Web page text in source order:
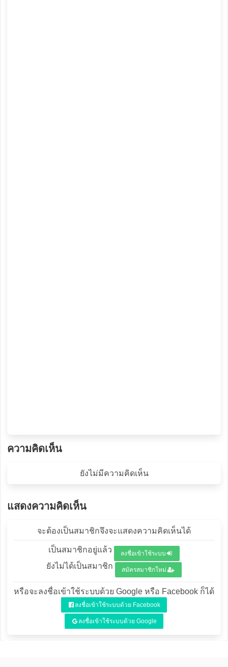
ความคิดเห็น
ยังไม่มีความคิดเห็น
แสดงความคิดเห็น
จะต้องเป็นสมาชิกจึงจะแสดงความคิดเห็นได้
เป็นสมาชิกอยู่แล้ว ลงชื่อเข้าใช้ระบบ
ยังไม่ได้เป็นสมาชิก สมัครสมาชิกใหม่
หรือจะลงชื่อเข้าใช้ระบบด้วย Google หรือ Facebook ก็ได้
ลงชื่อเข้าใช้ระบบด้วย Facebook
ลงชื่อเข้าใช้ระบบด้วย Google